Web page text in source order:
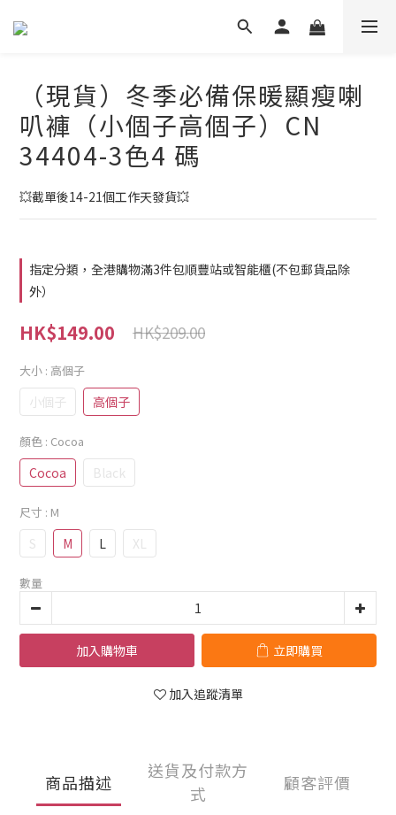
（現貨）冬季必備保暖顯瘦喇
叭褲（小個子高個子）CN
34404-3色4 碼
💥截單後14-21個工作天發貨💥
指定分類，全港購物滿3件包順豐站或智能櫃(不包郵貨品除
外）
HK$149.00 HK$209.00
大小 : 高個子
小個子 高個子
顏色 : Cocoa
Cocoa Black
尺寸 : M
S M L XL
數量
加入購物車 立即購買
加入追蹤清單
商品描述
送貨及付款方
式
顧客評價